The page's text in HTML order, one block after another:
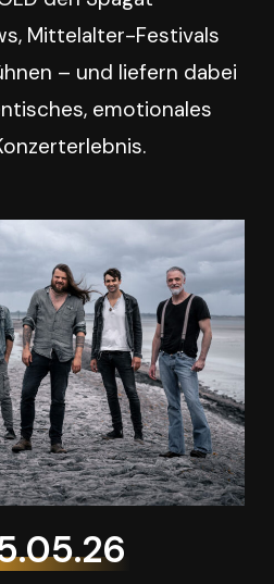
Mittelalter-Festivals
– und liefern dabei
emotionales